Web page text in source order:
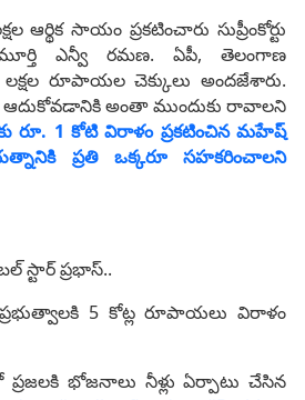
ఆర్థిక సాయం ప్రకటించారు సుప్రీంకోర్టు
ఎన్వీ రమణ. ఏపీ, తెలంగాణ
రూపాయల చెక్కులు అందజేశారు.
ఆదుకోవడానికి అంతా ముందుకు రావాలని
రూ. 1 కోటి విరాళం ప్రకటించిన మహేష్
ప్రతి ఒక్కరూ సహకరించాలని
స్టార్ ప్రభాస్..
5 కోట్ల రూపాయలు విరాళం
ప్రజలకి భోజనాలు నీళ్లు ఏర్పాటు చేసిన